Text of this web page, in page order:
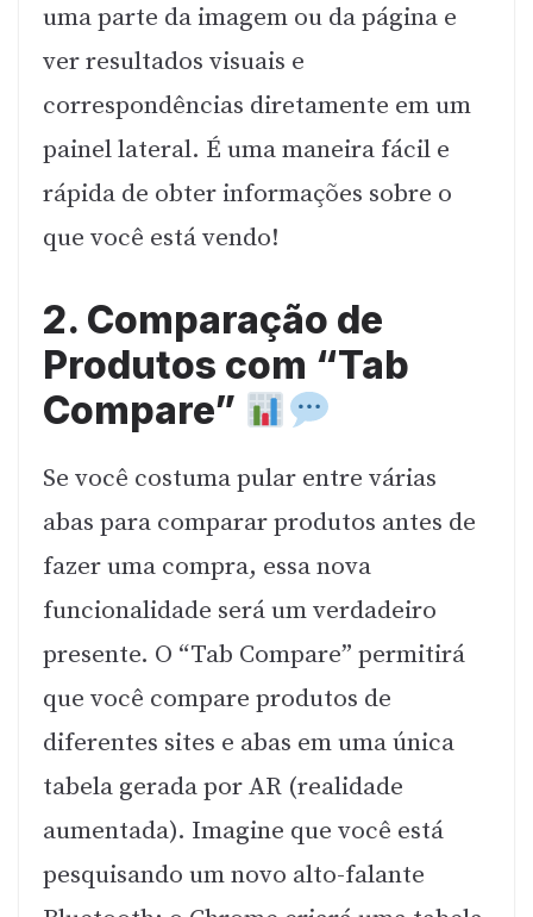
uma parte da imagem ou da página e
ver resultados visuais e
correspondências diretamente em um
painel lateral. É uma maneira fácil e
rápida de obter informações sobre o
que você está vendo!
2. Comparação de
Produtos com “Tab
Compare”
Se você costuma pular entre várias
abas para comparar produtos antes de
fazer uma compra, essa nova
funcionalidade será um verdadeiro
presente. O “Tab Compare” permitirá
que você compare produtos de
diferentes sites e abas em uma única
tabela gerada por AR (realidade
aumentada). Imagine que você está
pesquisando um novo alto-falante